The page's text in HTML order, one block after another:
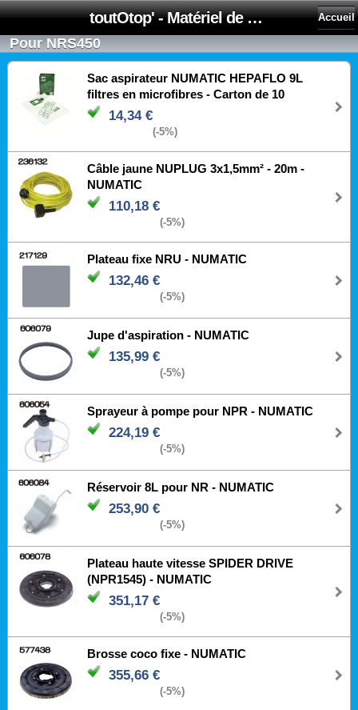
toutOtop' - Matériel de nettoyage, produit d'entretien, lubrifiant pour professionnel et particulier Accueil
Pour NRS450
Sac aspirateur NUMATIC HEPAFLO 9L
filtres en microfibres - Carton de 10
14,34 €
(-5%)
Câble jaune NUPLUG 3x1,5mm² ‐ 20m -
NUMATIC
110,18 €
(-5%)
Plateau fixe NRU - NUMATIC
132,46 €
(-5%)
Jupe d'aspiration - NUMATIC
135,99 €
(-5%)
Sprayeur à pompe pour NPR - NUMATIC
224,19 €
(-5%)
Réservoir 8L pour NR - NUMATIC
253,90 €
(-5%)
Plateau haute vitesse SPIDER DRIVE
(NPR1545) - NUMATIC
351,17 €
(-5%)
Brosse coco fixe - NUMATIC
355,66 €
(-5%)